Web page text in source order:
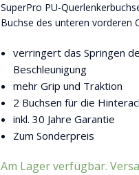
SuperPro PU-
Buchse des unteren vorderen
verringert das Springen
Beschleunigung
mehr Grip und Traktion
2 Buchsen für die
inkl. 30 Jahre Garantie
Zum Sonderpreis
Am Lager verfügbar.